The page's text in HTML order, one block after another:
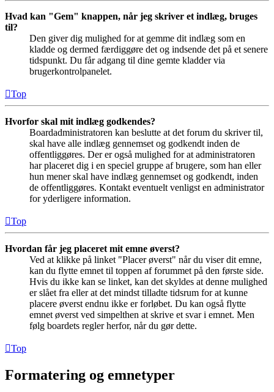
Hvad kan "Gem" knappen, når jeg skriver et indlæg, bruges
til?
Den giver dig mulighed for at gemme dit indlæg som en
kladde og dermed færdiggøre det og indsende det på et senere
tidspunkt. Du får adgang til dine gemte kladder via
brugerkontrolpanelet.
Top
Hvorfor skal mit indlæg godkendes?
Boardadministratoren kan beslutte at det forum du skriver til,
skal have alle indlæg gennemset og godkendt inden de
offentliggøres. Der er også mulighed for at administratoren
har placeret dig i en speciel gruppe af brugere, som han eller
hun mener skal have indlæg gennemset og godkendt, inden
de offentliggøres. Kontakt eventuelt venligst en administrator
for yderligere information.
Top
Hvordan får jeg placeret mit emne øverst?
Ved at klikke på linket "Placer øverst" når du viser dit emne,
kan du flytte emnet til toppen af forummet på den første side.
Hvis du ikke kan se linket, kan det skyldes at denne mulighed
er slået fra eller at det mindst tilladte tidsrum for at kunne
placere øverst endnu ikke er forløbet. Du kan også flytte
emnet øverst ved simpelthen at skrive et svar i emnet. Men
følg boardets regler herfor, når du gør dette.
Top
Formatering og emnetyper